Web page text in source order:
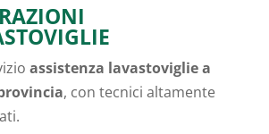
assistenza lavastoviglie a
, con tecnici altamente